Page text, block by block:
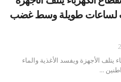
لساعات طويلة وسط غضب
الأجهزة ويفسد الأغذية والماء
...